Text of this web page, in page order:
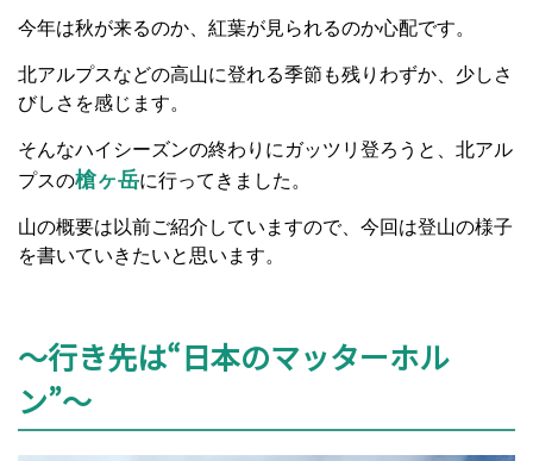
今年は秋が来るのか、紅葉が見られるのか心配です。
北アルプスなどの高山に登れる季節も残りわずか、少しさ
びしさを感じます。
そんなハイシーズンの終わりにガッツリ登ろうと、北アル
プスの槍ヶ岳に行ってきました。
山の概要は以前ご紹介していますので、今回は登山の様子
を書いていきたいと思います。
～行き先は“日本のマッターホル
ン”～